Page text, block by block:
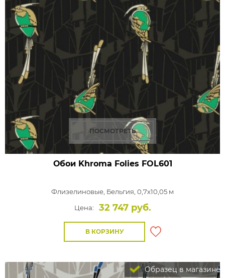
ПОСМОТРЕТЬ
Обои Khroma Folies FOL601
Флизелиновые, Бельгия, 0,7x10,05 м
Цена:
32 747 руб.
В КОРЗИНУ
Образец в магазине